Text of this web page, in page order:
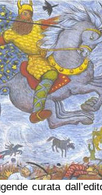
curata